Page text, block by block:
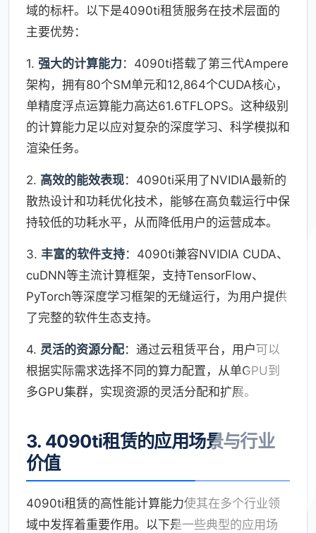
域的标杆。以下是4090ti租赁服务在技术层面的
主要优势：
1. 强大的计算能力 ：4090ti搭载了第三代Ampere
架构，拥有80个SM单元和12,864个CUDA核心，
单精度浮点运算能力高达61.6TFLOPS。这种级别
的计算能力足以应对复杂的深度学习、科学模拟和
渲染任务。
2. 高效的能效表现：4090ti采用了NVIDIA最新的
散热设计和功耗优化技术，能够在高负载运行中保
持较低的功耗水平，从而降低用户的运营成本。
3. 丰富的软件支持：4090ti兼容NVIDIA CUDA、
cuDNN等主流计算框架，支持TensorFlow、
PyTorch等深度学习框架的无缝运行，为用户提供
了完整的软件生态支持。
4. 灵活的资源分配：通过云租赁平台，用户可以
根据实际需求选择不同的算力配置，从单GPU到
多GPU集群，实现资源的灵活分配和扩展。
3. 4090ti租赁的应用场景与行业
价值
4090ti租赁的高性能计算能力使其在多个行业领
域中发挥着重要作用。以下是一些典型的应用场